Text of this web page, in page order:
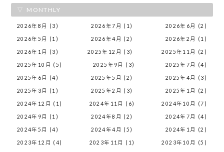
MONTHLY
2026年8月 (3) 2026年7月 (1) 2026年6月 (2)
2026年5月 (1) 2026年4月 (2) 2026年2月 (1)
2026年1月 (3) 2025年12月 (3) 2025年11月 (2)
2025年10月 (5) 2025年9月 (3) 2025年7月 (4)
2025年6月 (4) 2025年5月 (2) 2025年4月 (3)
2025年3月 (1) 2025年2月 (3) 2025年1月 (2)
2024年12月 (1) 2024年11月 (6) 2024年10月 (7)
2024年9月 (1) 2024年8月 (2) 2024年7月 (4)
2024年5月 (4) 2024年4月 (5) 2024年1月 (2)
2023年12月 (4) 2023年11月 (1) 2023年10月 (5)